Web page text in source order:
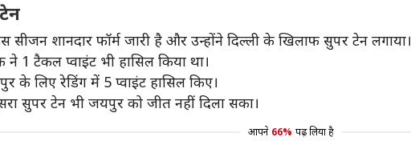
शानदार फॉर्म जारी है और उन्होंने दिल्ली के खिलाफ सुपर टेन लगाया।
1 टैकल प्वाइंट भी हासिल किया था।
के लिए रेडिंग में 5 प्वाइंट हासिल किए।
सुपर टेन भी जयपुर को जीत नहीं दिला सका।
आपने 66% पढ़ लिया है